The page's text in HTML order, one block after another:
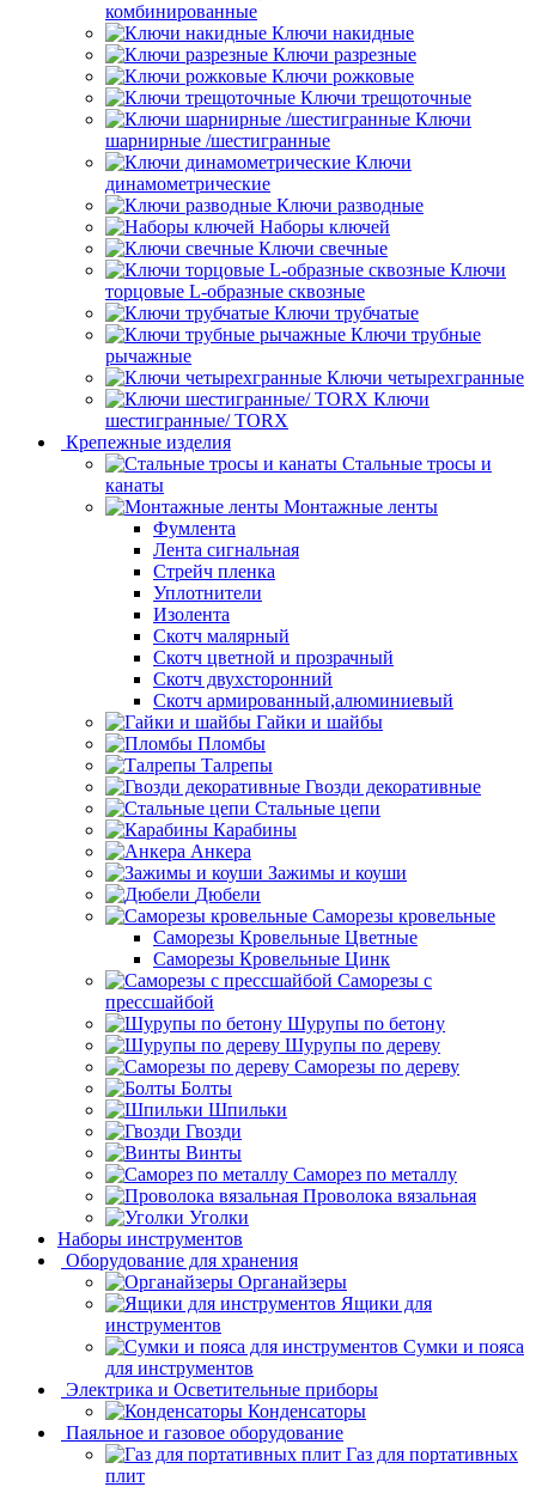
комбинированные
Ключи накидные
Ключи разрезные
Ключи рожковые
Ключи трещоточные
Ключи
шарнирные /шестигранные
Ключи
динамометрические
Ключи разводные
Наборы ключей
Ключи свечные
Ключи
торцовые L-образные сквозные
Ключи трубчатые
Ключи трубные
рычажные
Ключи четырехгранные
Ключи
шестигранные/ TORX
Крепежные изделия
Стальные тросы и
канаты
Монтажные ленты
Фумлента
Лента сигнальная
Стрейч пленка
Уплотнители
Изолента
Скотч малярный
Скотч цветной и прозрачный
Скотч двухсторонний
Скотч армированный,алюминиевый
Гайки и шайбы
Пломбы
Талрепы
Гвозди декоративные
Стальные цепи
Карабины
Анкера
Зажимы и коуши
Дюбели
Саморезы кровельные
Саморезы Кровельные Цветные
Саморезы Кровельные Цинк
Саморезы с
прессшайбой
Шурупы по бетону
Шурупы по дереву
Саморезы по дереву
Болты
Шпильки
Гвозди
Винты
Саморез по металлу
Проволока вязальная
Уголки
Наборы инструментов
Оборудование для хранения
Органайзеры
Ящики для
инструментов
Сумки и пояса
для инструментов
Электрика и Осветительные приборы
Конденсаторы
Паяльное и газовое оборудование
Газ для портативных
плит